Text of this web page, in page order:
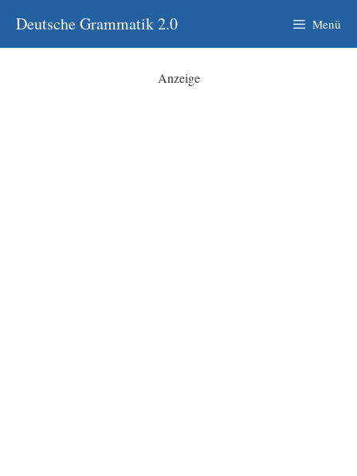
Inhalt
springen
Deutsche Grammatik 2.0 Menü
Anzeige